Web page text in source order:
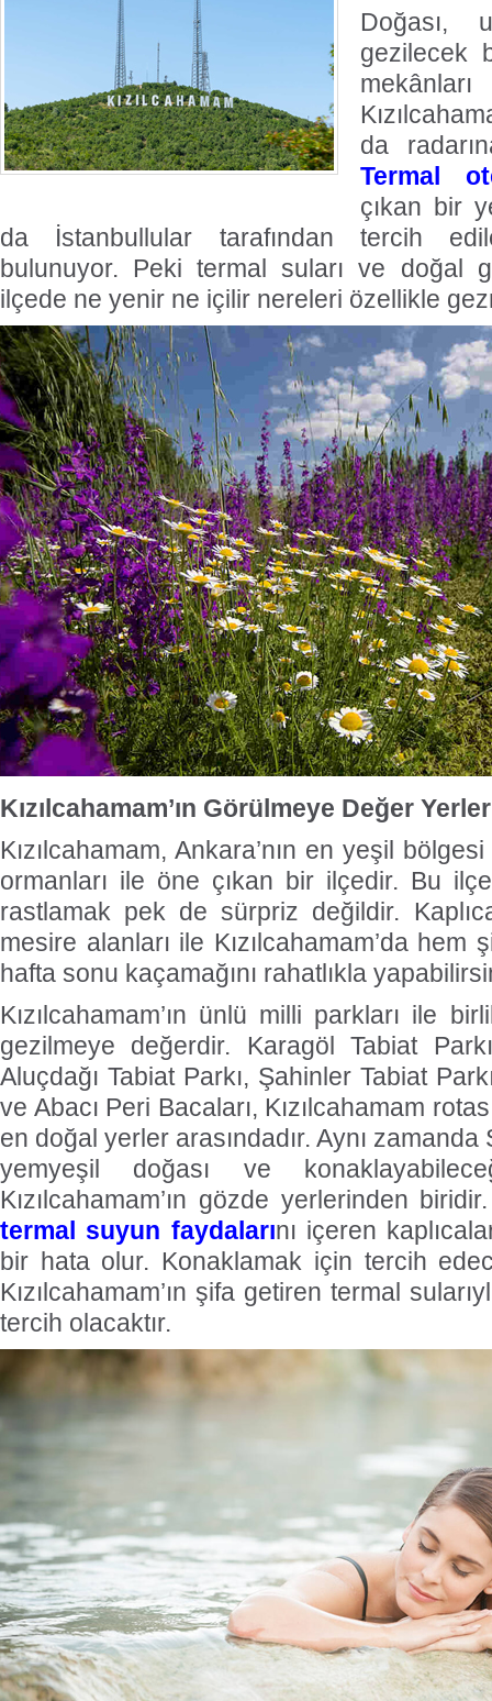
Doğası,
gezilecek
da
Termal
çıkan bir
da İstanbullular tarafından tercih
bulunuyor. Peki termal suları ve doğal
ilçede ne yenir ne içilir nereleri özellikle
Kızılcahamam’ın Görülmeye Değer
Kızılcahamam, Ankara’nın en yeşil
ormanları ile öne çıkan bir ilçedir. Bu
rastlamak pek de sürpriz değildir.
mesire alanları ile Kızılcahamam’da hem
hafta sonu kaçamağını rahatlıkla
Kızılcahamam’ın ünlü milli parkları ile
gezilmeye değerdir. Karagöl Tabiat
Aluçdağı Tabiat Parkı, Şahinler Tabiat
ve Abacı Peri Bacaları, Kızılcahamam
en doğal yerler arasındadır. Aynı
yemyeşil doğası ve
Kızılcahamam’ın gözde yerlerinden
termal suyun faydalarını içeren
bir hata olur. Konaklamak için tercih
Kızılcahamam’ın şifa getiren termal
tercih olacaktır.